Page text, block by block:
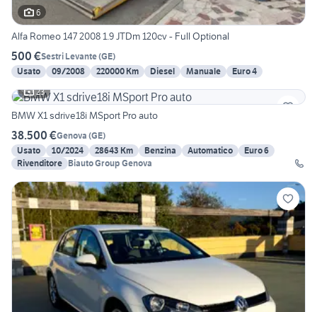
6
Alfa Romeo 147 2008 1.9 JTDm 120cv - Full Optional
500 €Sestri Levante(GE)
Usato
09/2008 220000 Km Diesel Manuale
Euro 4
23
BMW X1 sdrive18i MSport Pro auto
38.500 €Genova (GE)
Usato
10/2024 28643 Km Benzina Automatico
Euro 6
Rivenditore Biauto Group Genova